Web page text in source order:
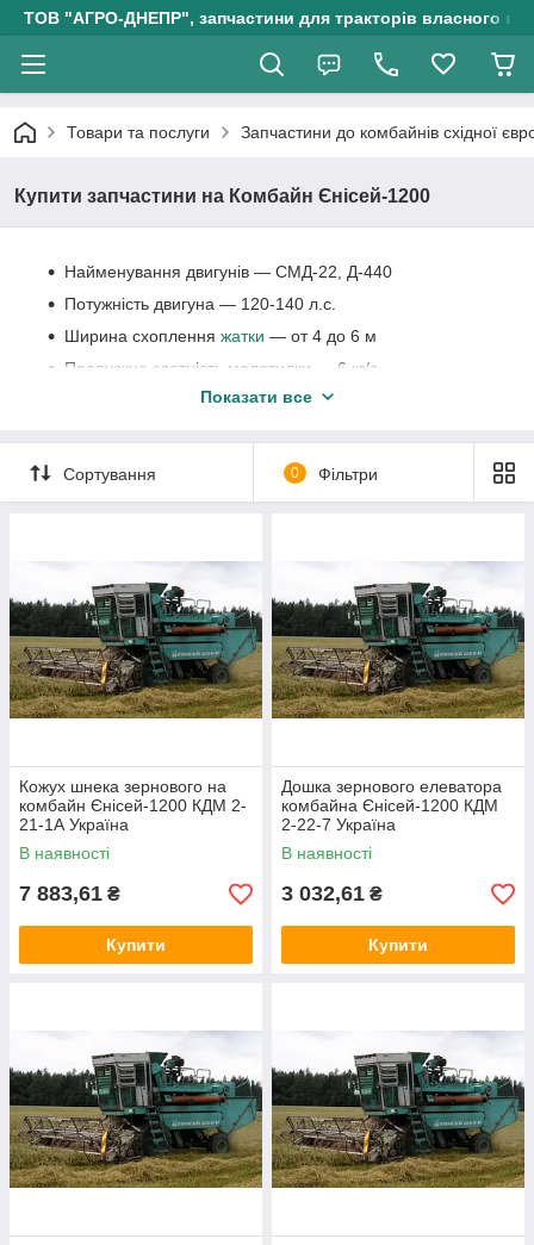
ТОВ "АГРО-ДНЕПР", запчастини для тракторів власного
Товари та послуги Запчастини до комбайнів східної
Купити запчастини на Комбайн Єнісей-1200
Найменування двигунів — СМД-22, Д-440
Потужність двигуна — 120-140 л.с.
Ширина схоплення жатки — от 4 до 6 м
Пропускна здатність молотилки — 6 кг/с
Максимальна швидкість:Показати все
Сортування 0 Фільтри
Кожух шнека зернового на
комбайн Єнісей-1200 КДМ 2-
21-1А Україна
В наявності
7 883,61 ₴
Купити
Дошка зернового елеватора
комбайна Єнісей-1200 КДМ
2-22-7 Україна
В наявності
3 032,61 ₴
Купити